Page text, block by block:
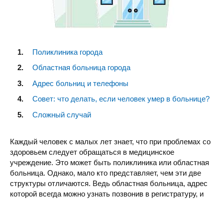
Поликлиника города
Областная больница города
Адрес больниц и телефоны
Совет: что делать, если человек умер в больнице?
Сложный случай
Каждый человек с малых лет знает, что при проблемах со
здоровьем следует обращаться в медицинское
учреждение. Это может быть поликлиника или областная
больница. Однако, мало кто представляет, чем эти две
структуры отличаются. Ведь областная больница, адрес
которой всегда можно узнать позвонив в регистратуру, и